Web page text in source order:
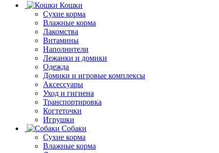
Кошки
Сухие корма
Влажные корма
Лакомства
Витамины
Наполнители
Лежанки и домики
Одежда
Домики и игровые комплексы
Аксессуары
Уход и гигиена
Транспортировка
Когтеточки
Игрушки
Собаки
Сухие корма
Влажные корма